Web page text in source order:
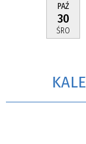
PAŹ
30
ŚRO